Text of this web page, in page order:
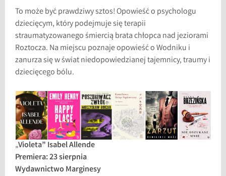
To może być prawdziwy sztos! Opowieść o psychologu
dziecięcym, który podejmuje się terapii
straumatyzowanego śmiercią brata chłopca nad jeziorami
Roztocza. Na miejscu poznaje opowieść o Wodniku i
zanurza się w świat niedopowiedzianej tajemnicy, traumy i
dziecięcego bólu.
„Violeta” Isabel Allende
Premiera: 23 sierpnia
Wydawnictwo Marginesy